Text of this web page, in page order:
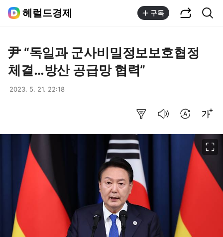
헤럴드경제 구독
尹 “독일과 군사비밀정보보호협정
체결…방산 공급망 협력”
2023. 5. 21. 22:18